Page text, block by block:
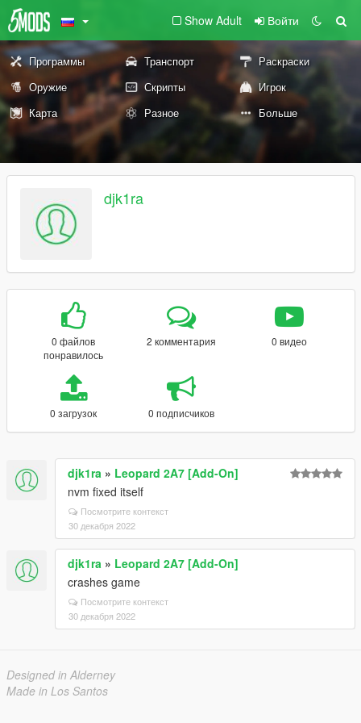
Show Adult Войти
Программы Транспорт
Раскраски
Оружие
Скрипты
Игрок
Карта
Разное Больше
djk1ra
0 файлов
понравилось
2 комментария 0 видео
0 загрузок 0 подписчиков
djk1ra » Leopard 2A7 [Add-On]
nvm fixed itself
Посмотрите контекст
30 декабря 2022
djk1ra » Leopard 2A7 [Add-On]
crashes game
Посмотрите контекст
30 декабря 2022
Designed in Alderney
Made in Los Santos